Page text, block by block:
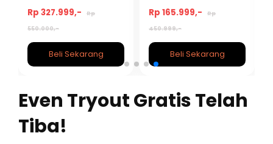
Rp 327.999,-
Rp
550.000,-
Beli Sekarang
2026/2027
Rp 165.999,-
Rp
450.999,-
Beli Sekarang
Even Tryout Gratis Telah
Tiba!